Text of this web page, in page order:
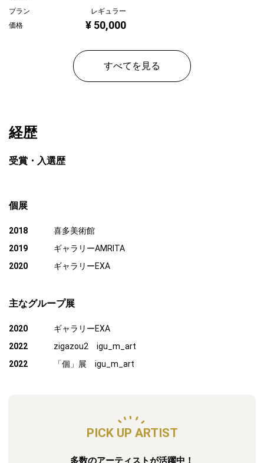
プラン
レギュラー
価格
¥ 50,000
すべてを見る
経歴
受賞・入選歴
個展
2018
喜多美術館
2019
ギャラリーAMRITA
2020
ギャラリーEXA
主なグループ展
2020
ギャラリーEXA
2022
zigazou2 igu_m_art
2022
「個」展 igu_m_art
PICK UP ARTIST
多数のアーティストが活躍中！